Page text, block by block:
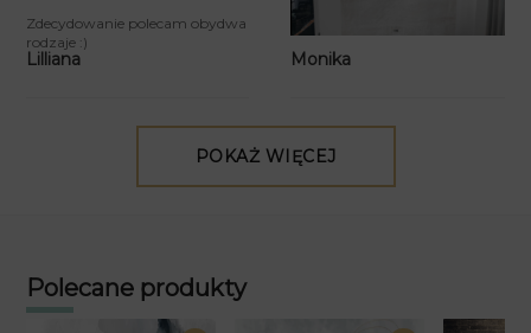
Zdecydowanie polecam obydwa
rodzaje :)
Lilliana Monika
POKAŻ WIĘCEJ
Polecane produkty